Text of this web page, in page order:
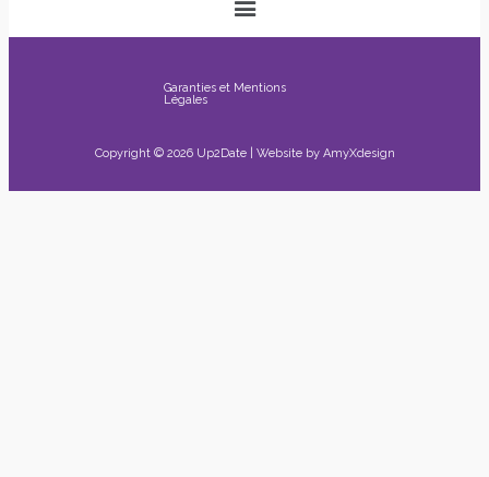
Garanties et Mentions
Légales
Copyright © 2026 Up2Date | Website by AmyXdesign